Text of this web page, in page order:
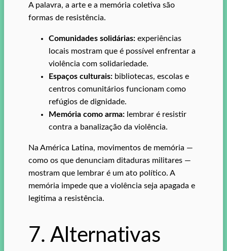
A palavra, a arte e a memória coletiva são
formas de resistência.
Comunidades solidárias: experiências
locais mostram que é possível enfrentar a
violência com solidariedade.
Espaços culturais: bibliotecas, escolas e
centros comunitários funcionam como
refúgios de dignidade.
Memória como arma: lembrar é resistir
contra a banalização da violência.
Na América Latina, movimentos de memória —
como os que denunciam ditaduras militares —
mostram que lembrar é um ato político. A
memória impede que a violência seja apagada e
legitima a resistência.
7. Alternativas